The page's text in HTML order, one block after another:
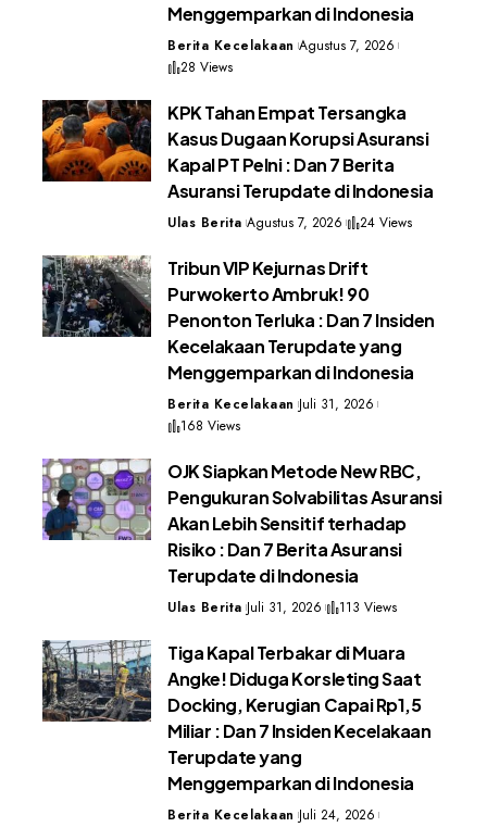
Menggemparkan di Indonesia
Berita Kecelakaan Agustus 7, 2026
28 Views
KPK Tahan Empat Tersangka
Kasus Dugaan Korupsi Asuransi
Kapal PT Pelni : Dan 7 Berita
Asuransi Terupdate di Indonesia
Ulas Berita Agustus 7, 2026 24 Views
Tribun VIP Kejurnas Drift
Purwokerto Ambruk! 90
Penonton Terluka : Dan 7 Insiden
Kecelakaan Terupdate yang
Menggemparkan di Indonesia
Berita Kecelakaan Juli 31, 2026
168 Views
OJK Siapkan Metode New RBC,
Pengukuran Solvabilitas Asuransi
Akan Lebih Sensitif terhadap
Risiko : Dan 7 Berita Asuransi
Terupdate di Indonesia
Ulas Berita Juli 31, 2026 113 Views
Tiga Kapal Terbakar di Muara
Angke! Diduga Korsleting Saat
Docking, Kerugian Capai Rp1,5
Miliar : Dan 7 Insiden Kecelakaan
Terupdate yang
Menggemparkan di Indonesia
Berita Kecelakaan Juli 24, 2026